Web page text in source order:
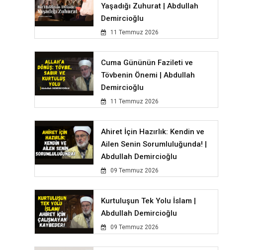
Yaşadığı Zuhurat | Abdullah
Demircioğlu
11 Temmuz 2026
Cuma Gününün Fazileti ve
Tövbenin Önemi | Abdullah
Demircioğlu
11 Temmuz 2026
Ahiret İçin Hazırlık: Kendin ve
Ailen Senin Sorumluluğunda! |
Abdullah Demircioğlu
09 Temmuz 2026
Kurtuluşun Tek Yolu İslam |
Abdullah Demircioğlu
09 Temmuz 2026